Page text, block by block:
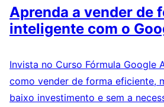
Aprenda a vender de
inteligente com o
Invista no Curso Fórmula Google
como vender de forma eficiente,
baixo investimento e sem a